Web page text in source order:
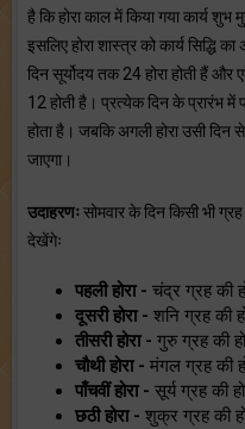
है कि होरा काल में किया गया कार्य शुभ
इसलिए होरा शास्त्र को कार्य सिद्धि
दिन सूर्योदय तक 24 होरा होती हैं और
12 होती है। प्रत्येक दिन के प्रारंभ में
होता है। जबकि अगली होरा उसी
जाएगा।
उदाहरणःसोमवार के दिन किसी भी
देखेंगेः
पहली होरा - चंद्र ग्रह की
दूसरी होरा - शनि ग्रह की
तीसरी होरा - गुरु ग्रह की
चौथी होरा - मंगल ग्रह की
पाँचवीं होरा - सूर्य ग्रह की
छठी होरा - शुक्र ग्रह की